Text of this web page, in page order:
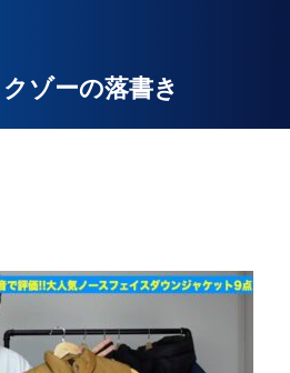
ゾーの落書き